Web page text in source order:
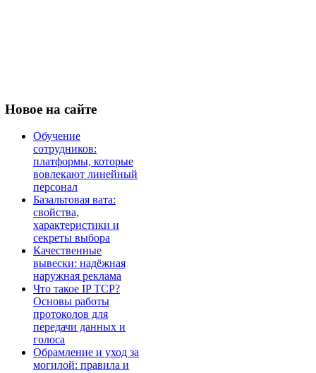
Новое на сайте
Обучение
сотрудников:
платформы, которые
вовлекают линейный
персонал
Базальтовая вата:
свойства,
характеристики и
секреты выбора
Качественные
вывески: надёжная
наружная реклама
Что такое IP TCP?
Основы работы
протоколов для
передачи данных и
голоса
Обрамление и уход за
могилой: правила и